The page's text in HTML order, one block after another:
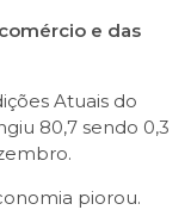
e das
Atuais do
80,7 sendo 0,3
piorou.